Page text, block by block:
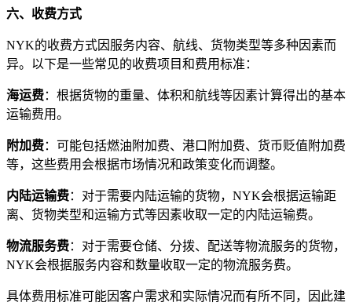
六、收费方式
NYK的收费方式因服务内容、航线、货物类型等多种因素而
异。以下是一些常见的收费项目和费用标准：
海运费：根据货物的重量、体积和航线等因素计算得出的基本
运输费用。
附加费：可能包括燃油附加费、港口附加费、货币贬值附加费
等，这些费用会根据市场情况和政策变化而调整。
内陆运输费：对于需要内陆运输的货物，NYK会根据运输距
离、货物类型和运输方式等因素收取一定的内陆运输费。
物流服务费：对于需要仓储、分拨、配送等物流服务的货物，
NYK会根据服务内容和数量收取一定的物流服务费。
具体费用标准可能因客户需求和实际情况而有所不同，因此建